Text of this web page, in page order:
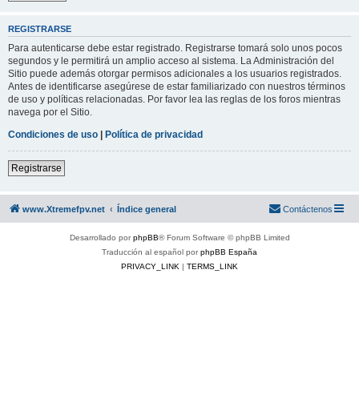
REGISTRARSE
Para autenticarse debe estar registrado. Registrarse tomará solo unos pocos
segundos y le permitirá un amplio acceso al sistema. La Administración del
Sitio puede además otorgar permisos adicionales a los usuarios registrados.
Antes de identificarse asegúrese de estar familiarizado con nuestros términos
de uso y políticas relacionadas. Por favor lea las reglas de los foros mientras
navega por el Sitio.
Condiciones de uso | Política de privacidad
Registrarse
www.Xtremefpv.net Índice general Contáctenos
Desarrollado porphpBB® Forum Software © phpBB Limited
Traducción al español porphpBB España
PRIVACY_LINK | TERMS_LINK